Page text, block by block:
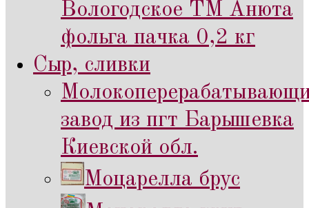
Вологодское ТМ Анюта
фольга пачка 0,2 кг
Сыр, сливки
завод из пгт Барышевка
Киевской обл.
Моцарелла брус